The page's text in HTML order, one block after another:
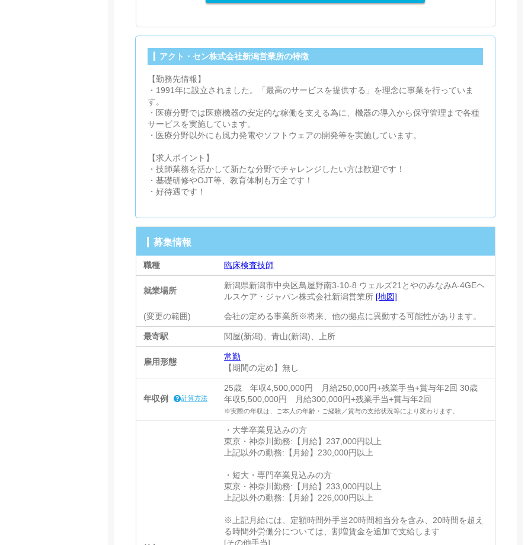
アクト・セン株式会社新潟営業所の特徴
【勤務先情報】
・1991年に設立されました。「最高のサービスを提供する」を理念に事業を行っていま
す。
・医療分野では医療機器の安定的な稼働を支える為に、機器の導入から保守管理まで各種
サービスを実施しています。
・医療分野以外にも風力発電やソフトウェアの開発等を実施しています。
【求人ポイント】
・技師業務を活かして新たな分野でチャレンジしたい方は歓迎です！
・基礎研修やOJT等、教育体制も万全です！
・好待遇です！
募集情報
職種 臨床検査技師
就業場所
新潟県新潟市中央区鳥屋野南3-10-8 ウェルズ21とやのみなみA-4GEヘ
ルスケア・ジャパン株式会社新潟営業所 [地図]
(変更の範囲) 会社の定める事業所※将来、他の拠点に異動する可能性があります。
最寄駅 関屋(新潟)、青山(新潟)、上所
雇用形態
常勤
【期間の定め】無し
年収例 計算方法
25歳 年収4,500,000円 月給250,000円+残業手当+賞与年2回 30歳
年収5,500,000円 月給300,000円+残業手当+賞与年2回
※実際の年収は、ご本人の年齢・ご経験／賞与の支給状況等により変わります。
・大学卒業見込みの方
東京・神奈川勤務:【月給】237,000円以上
上記以外の勤務:【月給】230,000円以上
・短大・専門卒業見込みの方
東京・神奈川勤務:【月給】233,000円以上
上記以外の勤務:【月給】226,000円以上
※上記月給には、定額時間外手当20時間相当分を含み、20時間を超え
る時間外労働分については、割増賃金を追加で支給します
[その他手当]